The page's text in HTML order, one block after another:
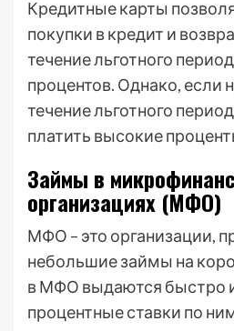
Кредитные карты
покупки в кредит и
течение льготного
процентов. Однако, если
течение льготного
платить высокие
Займы в
организациях (МФО)
МФО – это организации,
небольшие займы на
в МФО выдаются быстро
процентные ставки по